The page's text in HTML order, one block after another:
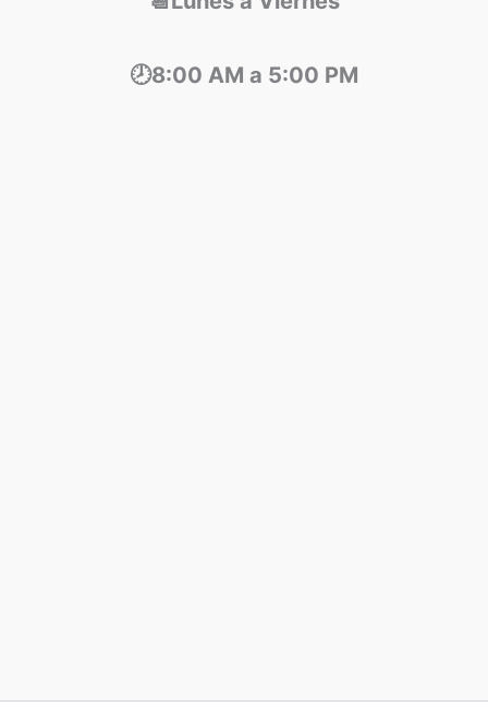
🕗8:00 AM a 5:00 PM